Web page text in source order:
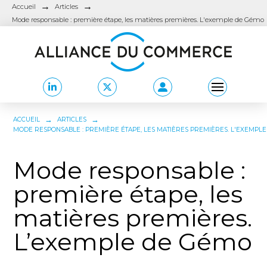
Accueil → Articles →
Mode responsable : première étape, les matières premières. L'exemple de Gémo
ACCUEIL → ARTICLES →
MODE RESPONSABLE : PREMIÈRE ÉTAPE, LES MATIÈRES PREMIÈRES.
Mode responsable :
première étape, les
matières premières.
L’exemple de Gémo